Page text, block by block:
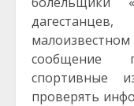
сообщение
спортивные
проверять